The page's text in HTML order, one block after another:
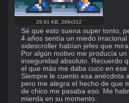
29.81 KB 289x312
Sé que esto suena super tonto,
4 años sentía un miedo
sidescroller habían jefes que
Por algún motivo me producía
inseguridad absoluto. Recuerdo
el que más me daba cuco en ese
Siempre le cuento esa anécdota
pero me alegra el hecho de que
de chico me pasaba eso. Me
mierda en su momento.